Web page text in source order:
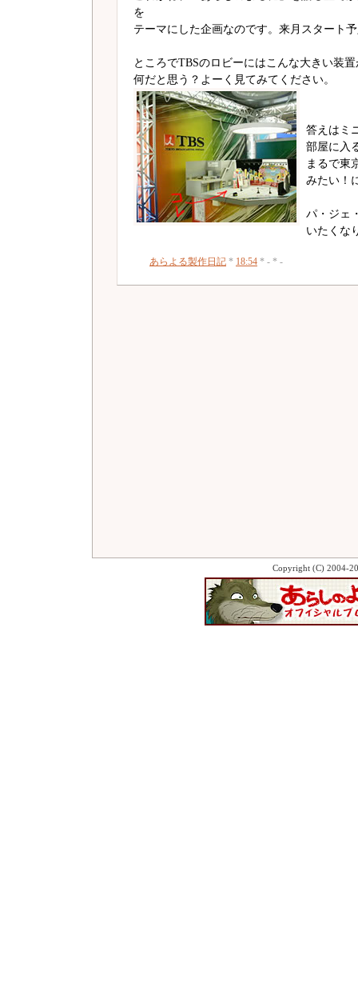
を
テーマにした企画なのです。来月スタート
ところでTBSのロビーにはこんな大きい装
何だと思う？よーく見てみてください。
答えはミ
部屋に入
まるで東
みたい！
パ・ジェ
いたくな
あらよる製作日記 * 18:54 * - * -
Copyright (C) 2004-